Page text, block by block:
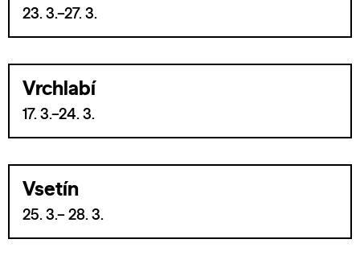
23. 3.–27. 3.
Vrchlabí
17. 3.–24. 3.
Vsetín
25. 3.– 28. 3.